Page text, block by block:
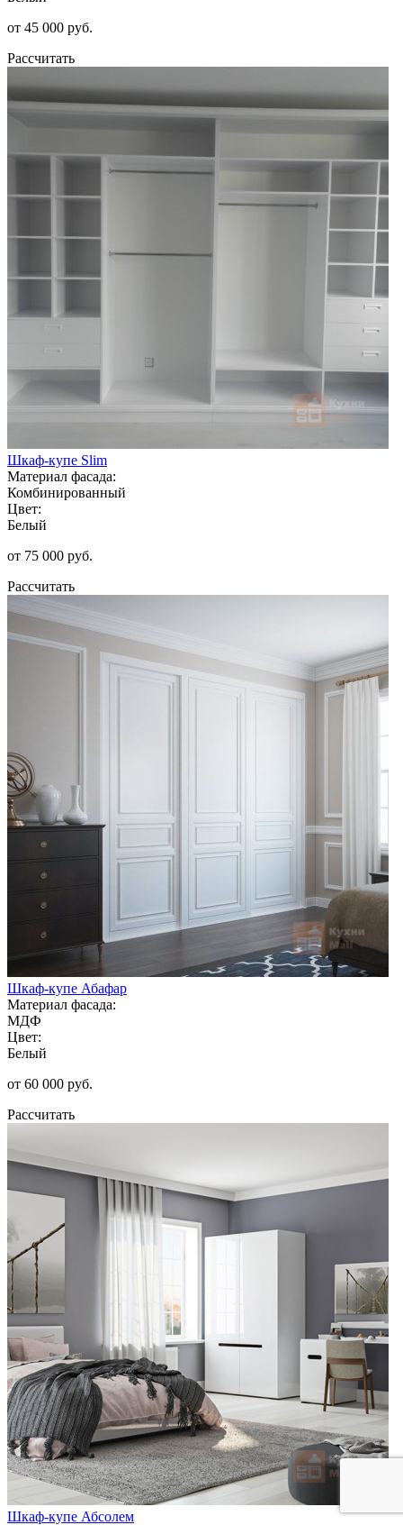
от 45 000 руб.
Рассчитать
Шкаф-купе Slim
Материал фасада:
Комбинированный
Цвет:
Белый
от 75 000 руб.
Рассчитать
Шкаф-купе Абафар
Материал фасада:
МДФ
Цвет:
Белый
от 60 000 руб.
Рассчитать
Шкаф-купе Абсолем